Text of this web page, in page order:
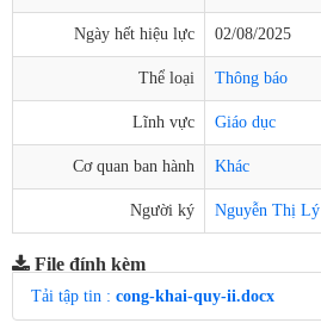
Ngày hết hiệu lực 02/08/2025
Thể loại Thông báo
Lĩnh vực Giáo dục
Cơ quan ban hành Khác
Người ký Nguyễn Thị Lý
File đính kèm
Tải tập tin : cong-khai-quy-ii.docx